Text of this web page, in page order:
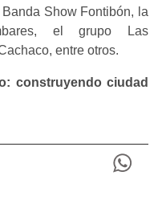
Show Fontibón, la
el grupo Las
entre otros.
construyendo ciudad